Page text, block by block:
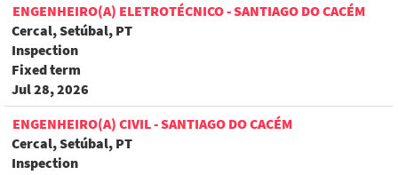
ENGENHEIRO(A) ELETROTÉCNICO - SANTIAGO DO CACÉM
Cercal, Setúbal, PT
Inspection
Fixed term
Jul 28, 2026
ENGENHEIRO(A) CIVIL - SANTIAGO DO CACÉM
Cercal, Setúbal, PT
Inspection